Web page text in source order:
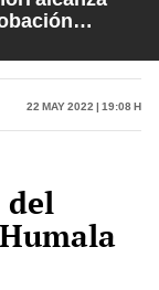
Palacios
22 May 2022 | 19:08 h
del